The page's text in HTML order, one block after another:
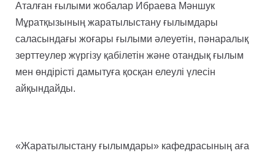
Аталған ғылыми жобалар Ибраева Мәншук
Мұратқызының жаратылыстану ғылымдары
саласындағы жоғары ғылыми әлеуетін, пәнаралық
зерттеулер жүргізу қабілетін және отандық ғылым
мен өндірісті дамытуға қосқан елеулі үлесін
айқындайды.
«Жаратылыстану ғылымдары» кафедрасының аға